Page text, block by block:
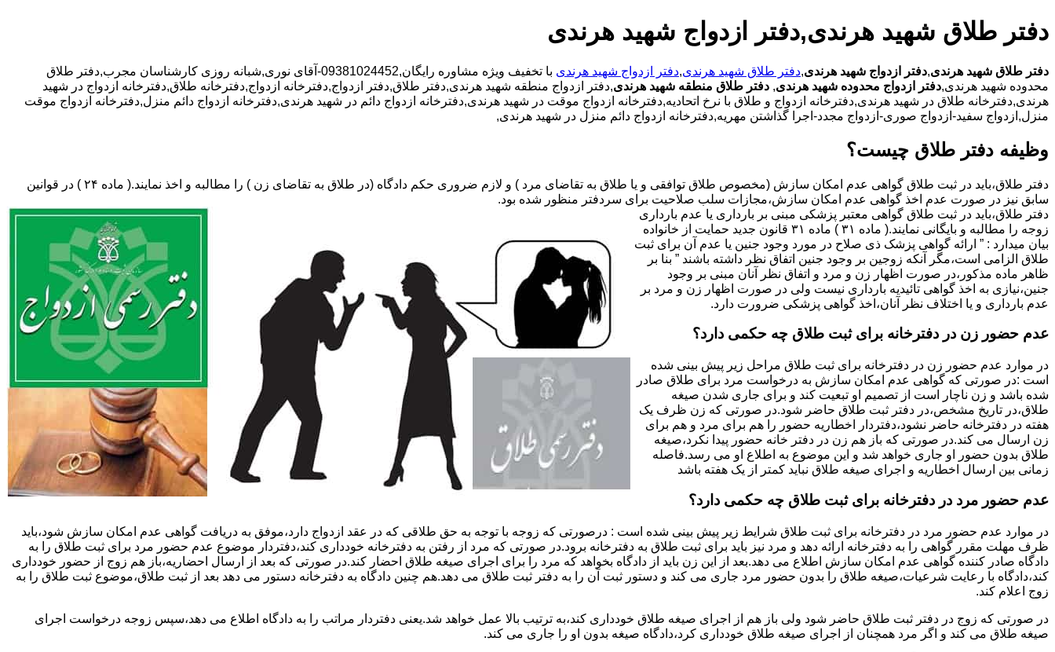
دفتر طلاق شهید هرندی,دفتر ازدواج شهید هرندی
دفتر طلاق شهید هرندی,دفتر ازدواج شهید هرندی,دفتر طلاق شهید هرندی,دفتر ازدواج شهید هرندی
با تخفیف ویژه مشاوره رایگان,09381024452-آقای نوری,شبانه روزی کارشناسان مجرب,دفتر طلاق
محدوده شهید هرندی,دفتر ازدواج محدوده شهید هرندی, دفتر طلاق منطقه شهید هرندی,دفتر ازدواج منطقه شهید هرندی,دفتر طلاق,دفتر ازدواج,دفترخانه ازدواج,دفترخانه طلاق,دفترخانه ازدواج در شهید
هرندی,دفترخانه طلاق در شهید هرندی,دفترخانه ازدواج و طلاق با نرخ اتحادیه,دفترخانه ازدواج موقت در شهید هرندی,دفترخانه ازدواج دائم در شهید هرندی,دفترخانه ازدواج دائم منزل,دفترخانه ازدواج موقت
منزل,ازدواج سفید-ازدواج صوری-ازدواج مجدد-اجرا گذاشتن مهریه,دفترخانه ازدواج دائم منزل در شهید هرندی,
وظیفه دفتر طلاق چیست؟
دفتر طلاق،باید در ثبت طلاق گواهی عدم امکان سازش (مخصوص طلاق توافقی و یا طلاق به تقاضای مرد ) و لازم ضروری حکم دادگاه (در طلاق به تقاضای زن ) را مطالبه و اخذ نمایند.( ماده ۲۴ ) در قوانین
سابق نیز در صورت عدم اخذ گواهی عدم امکان سازش،مجازات سلب صلاحیت برای سردفتر منظور شده بود.
دفتر طلاق،باید در ثبت طلاق گواهی معتبر پزشکی مبنی بر بارداری یا عدم بارداری
زوجه را مطالبه و بایگانی نمایند.( ماده ۳۱ ) ماده ۳۱ قانون جدید حمایت از خانواده
بیان میدارد : ” ارائه گواهی پزشک ذی صلاح در مورد وجود جنین یا عدم آن برای ثبت
طلاق الزامی است،مگر آنکه زوجین بر وجود جنین اتفاق نظر داشته باشند ” بنا بر
ظاهر ماده مذکور،در صورت اظهار زن و مرد و اتفاق نظر آنان مبنی بر وجود
جنین،نیازی به اخذ گواهی تائیدیه بارداری نیست ولی در صورت اظهار زن و مرد بر
عدم بارداری و یا اختلاف نظر آنان،اخذ گواهی پزشکی ضرورت دارد.
عدم حضور زن در دفترخانه برای ثبت طلاق چه حکمی دارد؟
در موارد عدم حضور زن در دفترخانه برای ثبت طلاق مراحل زیر پیش بینی شده
است :در صورتی که گواهی عدم امکان سازش به درخواست مرد برای طلاق صادر
شده باشد و زن ناچار است از تصمیم او تبعیت کند و برای جاری شدن صیغه
طلاق،در تاریخ مشخص،در دفتر ثبت طلاق حاضر شود.در صورتی که زن ظرف یک
هفته در دفترخانه حاضر نشود،دفتردار اخطاریه حضور را هم برای مرد و هم برای
زن ارسال می کند.در صورتی که باز هم زن در دفتر خانه حضور پیدا نکرد،صیغه
طلاق بدون حضور او جاری خواهد شد و این موضوع به اطلاع او می رسد.فاصله
زمانی بین ارسال اخطاریه و اجرای صیغه طلاق نباید کمتر از یک هفته باشد
عدم حضور مرد در دفترخانه برای ثبت طلاق چه حکمی دارد؟
در موارد عدم حضور مرد در دفترخانه برای ثبت طلاق شرایط زیر پیش بینی شده است : درصورتی که زوجه با توجه به حق طلاقی که در عقد ازدواج دارد،موفق به دریافت گواهی عدم امکان سازش شود،باید
ظرف مهلت مقرر گواهی را به دفترخانه ارائه دهد و مرد نیز باید برای ثبت طلاق به دفترخانه برود.در صورتی که مرد از رفتن به دفترخانه خودداری کند،دفتردار موضوع عدم حضور مرد برای ثبت طلاق را به
دادگاه صادر کننده گواهی عدم امکان سازش اطلاع می دهد.بعد از این زن باید از دادگاه بخواهد که مرد را برای اجرای صیغه طلاق احضار کند.در صورتی که بعد از ارسال احضاریه،باز هم زوج از حضور خودداری
کند،دادگاه با رعایت شرعیات،صیغه طلاق را بدون حضور مرد جاری می کند و دستور ثبت آن را به دفتر ثبت طلاق می دهد.هم چنین دادگاه به دفترخانه دستور می دهد بعد از ثبت طلاق،موضوع ثبت طلاق را به
زوج اعلام کند.
در صورتی که زوج در دفتر ثبت طلاق حاضر شود ولی باز هم از اجرای صیغه طلاق خودداری کند،به ترتیب بالا عمل خواهد شد.یعنی دفتردار مراتب را به دادگاه اطلاع می دهد،سپس زوجه درخواست اجرای
صیغه طلاق می کند و اگر مرد همچنان از اجرای صیغه طلاق خودداری کرد،دادگاه صیغه بدون او را جاری می کند.